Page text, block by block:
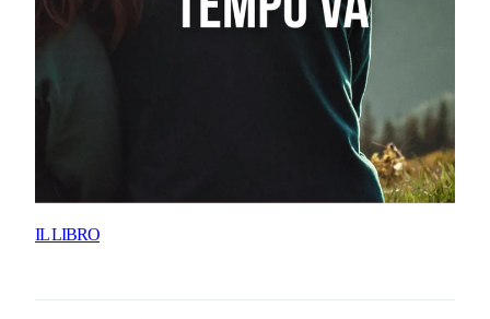
IL LIBRO